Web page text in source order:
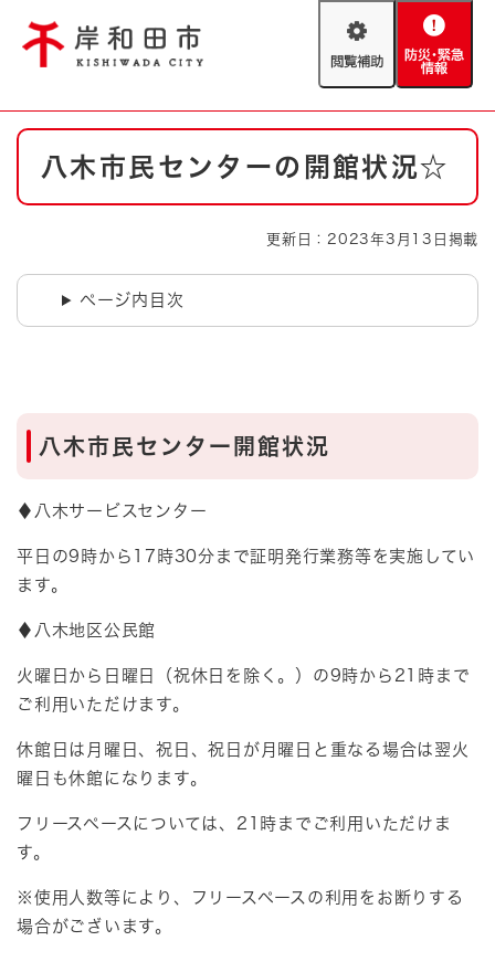
閲
助
防
緊
情
やさしい日本語
背景色変更 白 黒 青
防災・緊急情報 救急・消防
ハザードマップ AED設置箇所
本
八木市民センターの開館状況☆
更新日：2023年3月13日掲載
ページ内目次
八木市民センター開館状況
♦八木サービスセンター
平日の9時から17時30分まで証明発行業務等を実施してい
ます。
♦八木地区公民館
火曜日から日曜日（祝休日を除く。）の9時から21時まで
ご利用いただけます。
休館日は月曜日、祝日、祝日が月曜日と重なる場合は翌火
曜日も休館になります。
フリースペースについては、21時までご利用いただけま
す。
※使用人数等により、フリースペースの利用をお断りする
場合がございます。